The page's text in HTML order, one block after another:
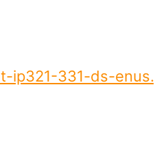
ip321-331-ds-